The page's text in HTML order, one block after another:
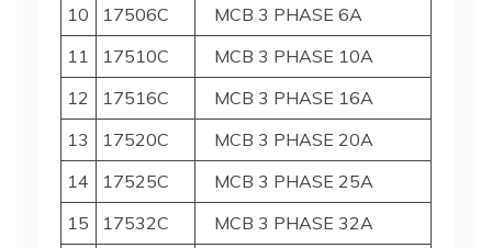
10
17506C
MCB 3 PHASE 6A
11
17510C
MCB 3 PHASE 10A
12
17516C
MCB 3 PHASE 16A
13
17520C
MCB 3 PHASE 20A
14
17525C
MCB 3 PHASE 25A
15
17532C
MCB 3 PHASE 32A